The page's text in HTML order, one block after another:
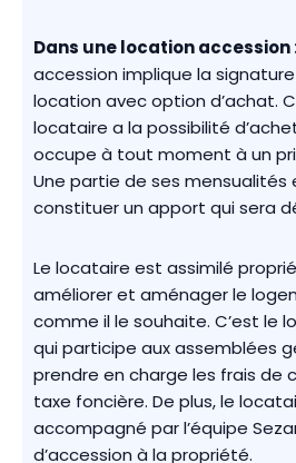
Dans une location accession
accession implique la
location avec option d’achat.
locataire a la possibilité
occupe à tout moment à un
Une partie de ses
constituer un apport qui sera
Le locataire est assimilé
améliorer et aménager le
comme il le souhaite. C’est le
qui participe aux assemblées
prendre en charge les frais de
taxe foncière. De plus, le
accompagné par l’équipe
d’accession à la propriété.